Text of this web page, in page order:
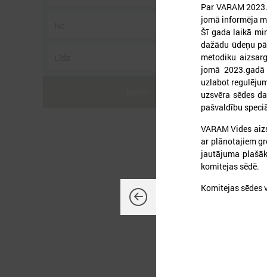
Par VARAM
jomā informēja
Šī gada laikā
dažādu ūdeņu
metodiku
jomā
uzlabot
uzsvēra sēdes
pašvaldību
VARAM Vides
ar plānotajiem
jautājuma
komitejas sēdē.
Komitejas